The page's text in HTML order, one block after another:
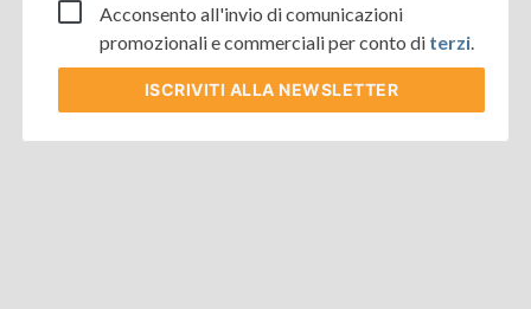
Acconsento all'invio di comunicazioni
promozionali e commerciali per conto di terzi.
ISCRIVITI ALLA NEWSLETTER